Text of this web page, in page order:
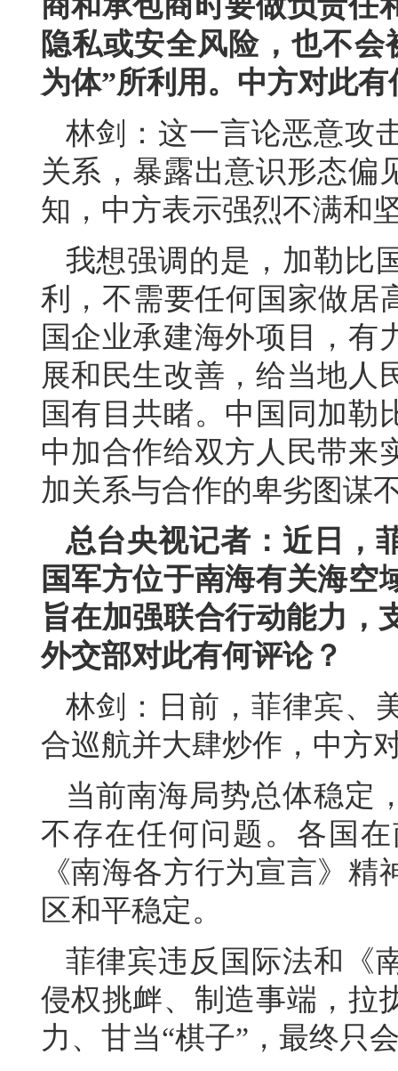
隐私或安全风险，也不
为体”所利用。中方对此有
林剑：这一言论恶意攻
关系，暴露出意识形态偏
知，中方表示强烈不满和
我想强调的是，加勒比
利，不需要任何国家做居
国企业承建海外项目，有
展和民生改善，给当地人
国有目共睹。中国同加勒
中加合作给双方人民带来
加关系与合作的卑劣图谋
总台央视记者：近日，
国军方位于南海有关海空
旨在加强联合行动能力，
外交部对此有何评论？
林剑：日前，菲律宾、
合巡航并大肆炒作，中方
当前南海局势总体稳定
不存在任何问题。各国
《南海各方行为宣言》
区和平稳定。
菲律宾违反国际法和《
侵权挑衅、制造事端，拉
力、甘当“棋子”，最终只